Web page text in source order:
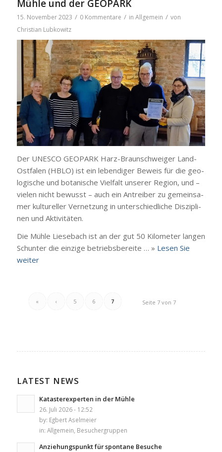
Mühle und der GEOPARK
15. November 2023 / 0 Kommentare / in Allgemein / von
Christian Lubkowitz
Der UNESCO GEOPARK Harz-Braunschweiger Land-
Ost­­fa­­len (HBLO) ist ein leben­di­ger Beweis für die geo­
lo­gi­sche und bota­ni­sche Viel­falt unse­rer Regi­on, und –
vie­len nicht bewusst – auch ein Antrei­ber zu gemein­sa­
mer kul­tu­rel­ler Ver­net­zung in unter­schied­li­che Dis­zi­pli­
nen und Akti­vi­tä­ten.
Die Müh­le Liesebach ist an der gut 50 Kilo­me­ter lan­gen
Schun­ter die ein­zi­ge betriebs­be­rei­te … » Lesen Sie
wei­ter
Seite 7 von 7
« ‹ 5 6 7
LATEST NEWS
Katasterexperten in der Mühle
26. Juli 2026 - 12:52
by: Egbert Aselmeier
in: Allgemein, Besuchergruppen
Anziehungspunkt für spontane Besuche